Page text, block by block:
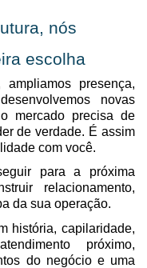
nós
escolha
ampliamos presença,
mos novas
mercado precisa de
de verdade. É assim
com você.
para a próxima
relacionamento,
da sua operação.
história, capilaridade,
próximo,
do negócio e uma